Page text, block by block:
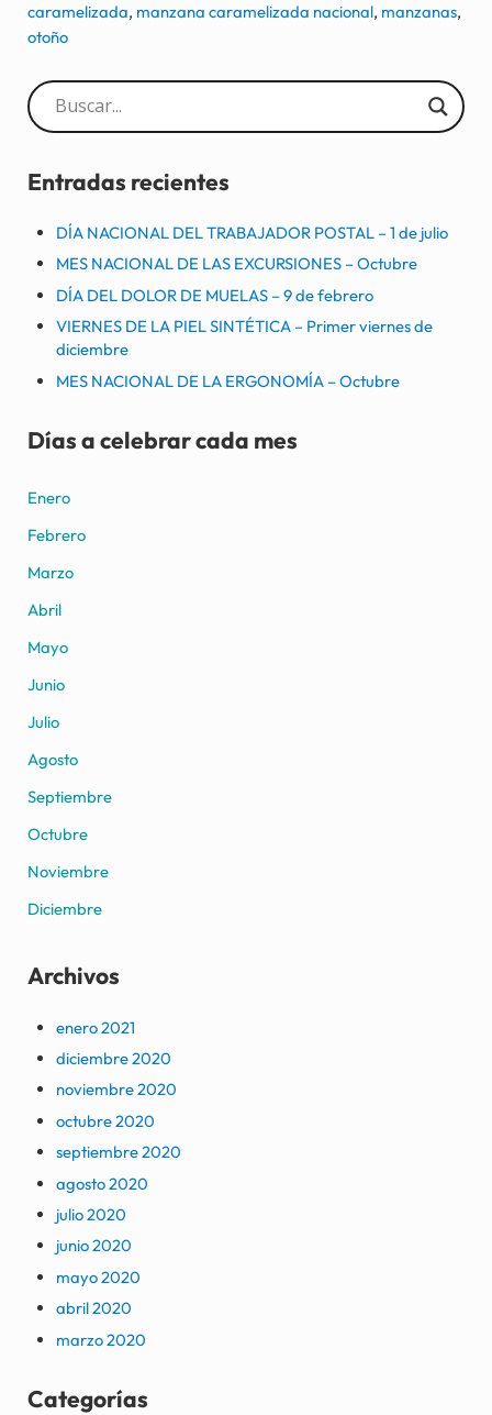
caramelizada, manzana caramelizada nacional, manzanas,
otoño
Sidebar
Entradas recientes
DÍA NACIONAL DEL TRABAJADOR POSTAL – 1 de julio
MES NACIONAL DE LAS EXCURSIONES – Octubre
DÍA DEL DOLOR DE MUELAS – 9 de febrero
VIERNES DE LA PIEL SINTÉTICA – Primer viernes de
diciembre
MES NACIONAL DE LA ERGONOMÍA – Octubre
Días a celebrar cada mes
Enero
Febrero
Marzo
Abril
Mayo
Junio
Julio
Agosto
Septiembre
Octubre
Noviembre
Diciembre
Archivos
enero 2021
diciembre 2020
noviembre 2020
octubre 2020
septiembre 2020
agosto 2020
julio 2020
junio 2020
mayo 2020
abril 2020
marzo 2020
Categorías